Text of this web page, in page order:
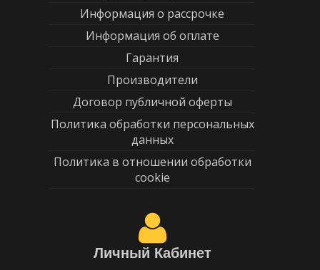
Информация о рассрочке
Информация об оплате
Гарантия
Производители
Договор публичной оферты
Политика обработки персональных
данных
Политика в отношении обработки
cookie
Личный Кабинет